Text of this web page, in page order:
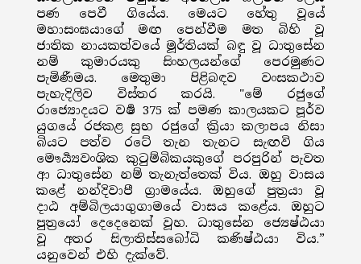
පණ පෙවී ගියේය. මෙයට හේතු වූයේ
මහාසංඝයාගේ මඟ පෙන්වීම මත බිහි වූ
ජාතික නායකත්වයේ මූර්තියක් බඳු වූ ධාතුසේන
නම් කුමාරයකු සිංහලයන්ගේ පෙරමුණට
පැමිණීමය. මෙතුමා පිළිබඳව වංසකථාව
පැහැදිලිව විස්තර කරයි. "මේ රජුගේ
රාජ්‍යොදයට වර්‍ෂ 375 ක් පමණ කාලයකට පූර්ව
යුගයේ රජකළ සුභ රජුගේ ක්‍රියා කලාපය නිසා
බියට පත්ව රටේ තැන තැනට සැඟවි ගිය
මෞර්‍ය්‍යවංශික කුටුම්බිකයකුගේ පරපුරින් පැවත
ආ ධාතුසේන නම් තැනැත්තෙක් විය. ඔහු වාසය
කළේ නන්දිවාපී ග්‍රාමයේය. ඔහුගේ පුත්‍රයා වූ
දාඨ අම්බිලයාගුගාමයේ වාසය කළේය. ඔහුට
පුත්‍රයෝ දෙදෙනෙක් වූහ. ධාතුසේන ජ්‍යෙෂ්ඨයා
වූ අතර සිලාතිස්සබෝධි කණිෂ්ඨයා විය.”
යනුවෙන් එහි දැක්වේ.